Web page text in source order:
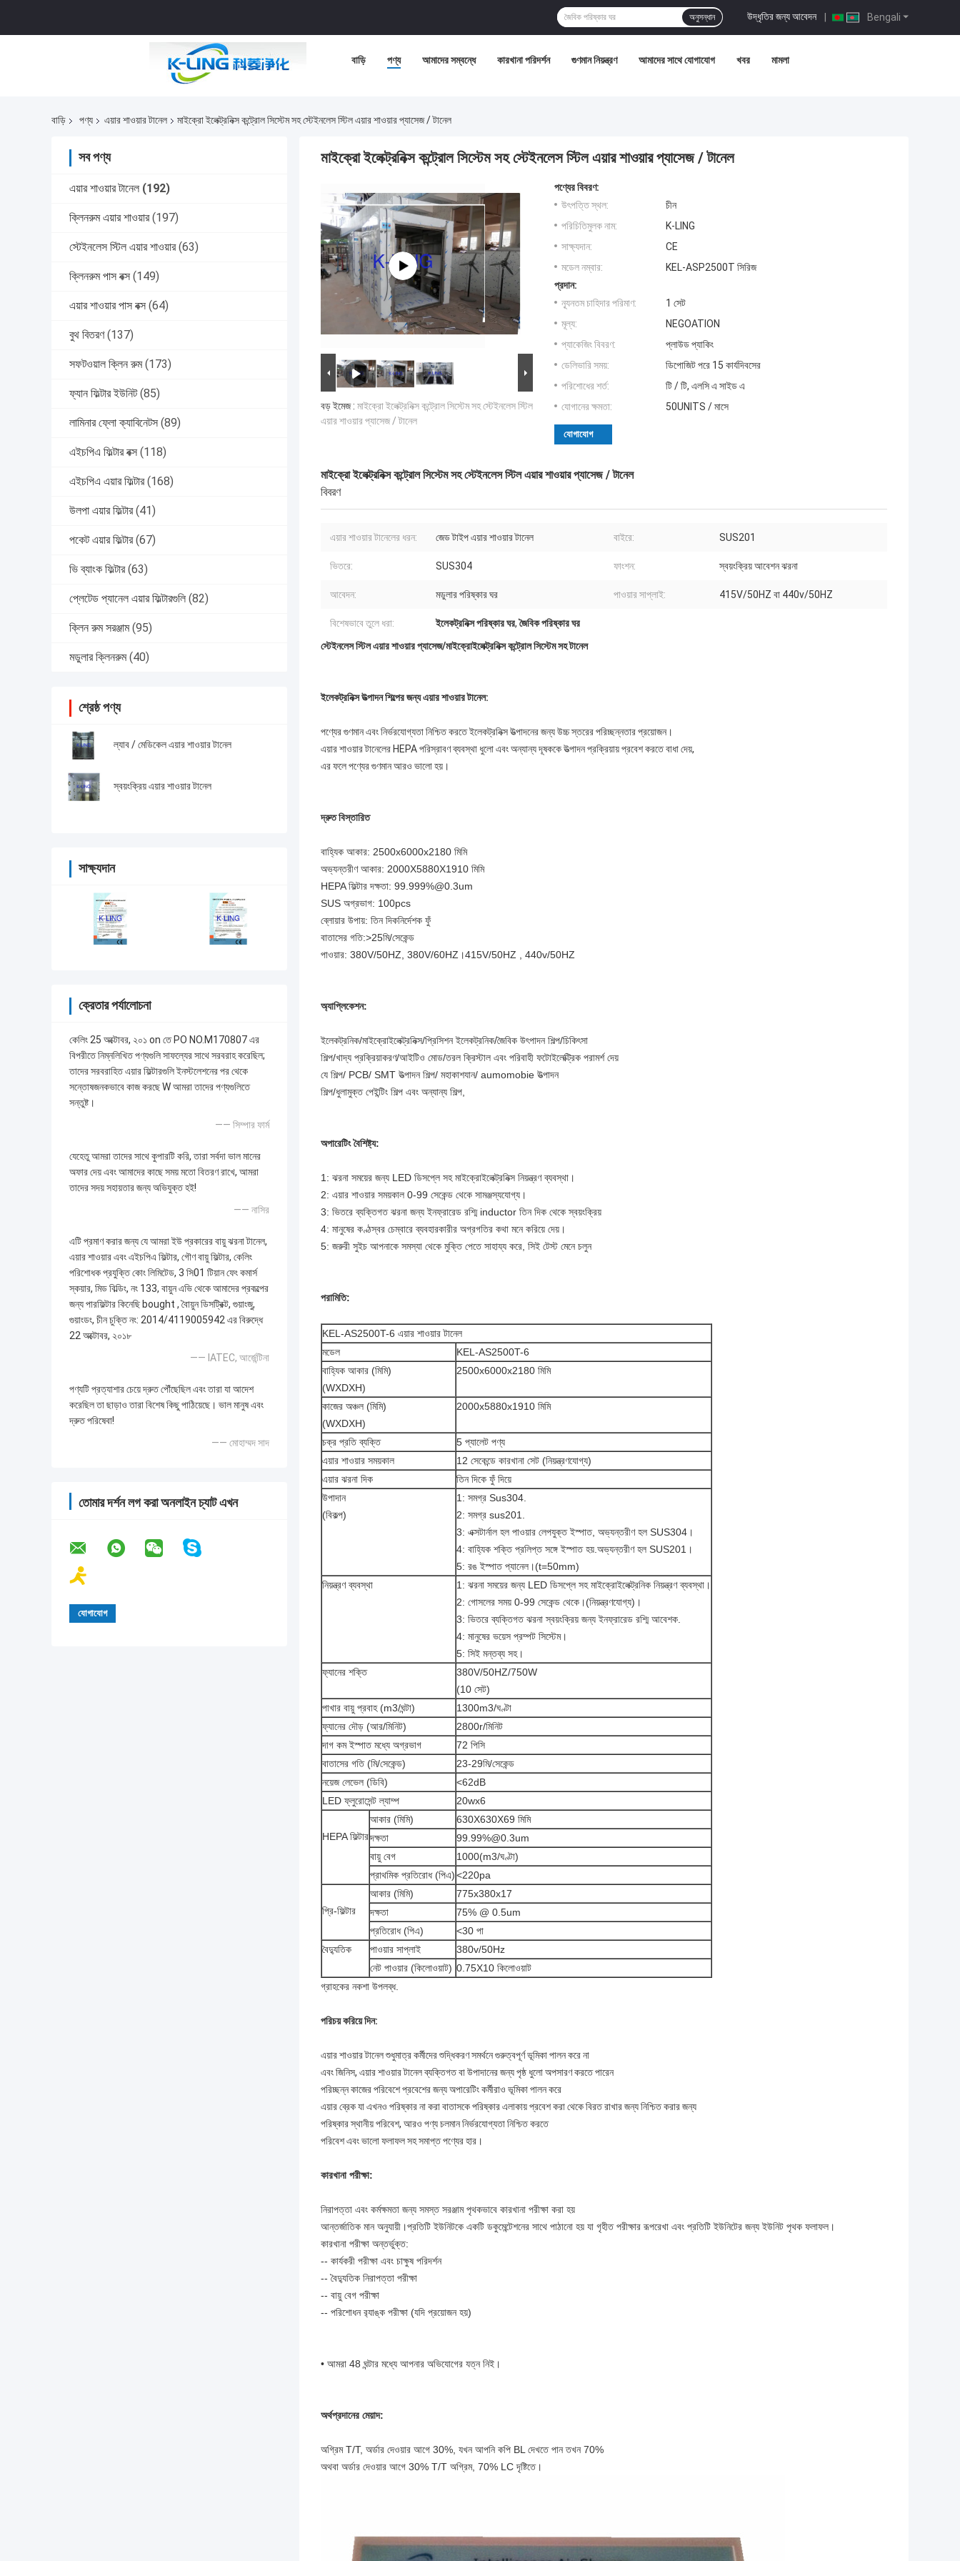
Bengali
উদ্ধৃতির জন্য আবেদন |
অনুসন্ধান
বাড়ি পণ্য আমাদের সম্বন্ধে কারখানা পরিদর্শন গুণমান নিয়ন্ত্রণ আমাদের সাথে যোগাযোগ খবর মামলা
বাড়ি পণ্য এয়ার শাওয়ার টানেল মাইক্রো ইলেক্ট্রনিক্স কন্ট্রোল সিস্টেম সহ স্টেইনলেস স্টিল এয়ার শাওয়ার প্যাসেজ / টানেল
সব পণ্য
এয়ার শাওয়ার টানেল (192)
ক্লিনরুম এয়ার শাওয়ার (197)
স্টেইনলেস স্টিল এয়ার শাওয়ার (63)
ক্লিনরুম পাস বক্স (149)
এয়ার শাওয়ার পাস বক্স (64)
বুথ বিতরণ (137)
সফটওয়াল ক্লিন রুম (173)
ফ্যান ফিল্টার ইউনিট (85)
লামিনার ফ্লো ক্যাবিনেটস (89)
এইচপিএ ফিল্টার বক্স (118)
এইচপিএ এয়ার ফিল্টার (168)
উলপা এয়ার ফিল্টার (41)
পকেট এয়ার ফিল্টার (67)
ভি ব্যাংক ফিল্টার (63)
প্লেটেড প্যানেল এয়ার ফিল্টারগুলি (82)
ক্লিন রুম সরঞ্জাম (95)
মডুলার ক্লিনরুম (40)
শ্রেষ্ঠ পণ্য
ল্যাব / মেডিকেল এয়ার শাওয়ার টানেল
স্বয়ংক্রিয় এয়ার শাওয়ার টানেল
সাক্ষ্যদান
ক্রেতার পর্যালোচনা
কেলিং 25 অক্টোবর, ২০১ on তে PO NO.M170807 এর
বিপরীতে নিম্নলিখিত পণ্যগুলি সাফল্যের সাথে সরবরাহ করেছিল;
তাদের সরবরাহিত এয়ার ফিল্টারগুলি ইনস্টলেশনের পর থেকে
সন্তোষজনকভাবে কাজ করছে W আমরা তাদের পণ্যগুলিতে
সন্তুষ্ট।
—— সিম্পার ফার্ম
যেহেতু আমরা তাদের সাথে কুপারটি করি, তারা সর্বদা ভাল মানের
অফার দেয় এবং আমাদের কাছে সময় মতো বিতরণ রাখে, আমরা
তাদের সদয় সহায়তার জন্য অভিযুক্ত হই!
—— নাসির
এটি প্রমাণ করার জন্য যে আমরা ইউ প্রকারের বায়ু ঝরনা টানেল,
এয়ার শাওয়ার এবং এইচপিএ ফিল্টার, গৌণ বায়ু ফিল্টার, কেলিং
পরিশোধক প্রযুক্তি কোং লিমিটেড, 3 সি01 টিয়ান ফেং কমার্স
স্কয়ার, মিড বিল্ডিং, নং 133, বায়ুন এভি থেকে আমাদের প্রকল্পের
জন্য পারফিল্টার কিনেছি bought , বৈায়ুন ডিসট্রিক্ট, গুয়াংজু,
গুয়াংডং, চীন চুক্তি নং: 2014/4119005942 এর বিরুদ্ধে
22 অক্টোবর, ২০১৮
—— IATEC, আর্জেন্টিনা
পণ্যটি প্রত্যাশার চেয়ে দ্রুত পৌঁছেছিল এবং তারা যা আদেশ
করেছিল তা ছাড়াও তারা বিশেষ কিছু পাঠিয়েছে। ভাল মানুষ এবং
দ্রুত পরিষেবা!
—— মোহাম্মদ সাদ
তোমার দর্শন লগ করা অনলাইন চ্যাট এখন
মাইক্রো ইলেক্ট্রনিক্স কন্ট্রোল সিস্টেম সহ স্টেইনলেস স্টিল এয়ার শাওয়ার প্যাসেজ / টানেল
বড় ইমেজ : মাইক্রো ইলেক্ট্রনিক্স কন্ট্রোল সিস্টেম সহ স্টেইনলেস স্টিল
এয়ার শাওয়ার প্যাসেজ / টানেল
পণ্যের বিবরণ:
উৎপত্তি স্থল:
চীন
পরিচিতিমুলক নাম:
K-LING
সাক্ষ্যদান:
CE
মডেল নম্বার:
KEL-ASP2500T সিরিজ
প্রদান:
ন্যূনতম চাহিদার পরিমাণ:
1 সেট
মূল্য:
NEGOATION
প্যাকেজিং বিবরণ:
প্লাউড প্যাকিং
ডেলিভারি সময়:
ডিপোজিট পরে 15 কার্যদিবসের
পরিশোধের শর্ত:
টি / টি, এলসি এ সাইড এ
যোগানের ক্ষমতা:
50UNITS / মাসে
যোগাযোগ
মাইক্রো ইলেক্ট্রনিক্স কন্ট্রোল সিস্টেম সহ স্টেইনলেস স্টিল এয়ার শাওয়ার প্যাসেজ / টানেল
বিবরণ
এয়ার শাওয়ার টানেলের ধরন: জেড টাইপ এয়ার শাওয়ার টানেল বাইরে: SUS201
ভিতরে: SUS304 ফাংশন: স্বয়ংক্রিয় আবেশন ঝরনা
আবেদন: মডুলার পরিষ্কার ঘর পাওয়ার সাপ্লাই: 415V/50HZ বা 440v/50HZ
বিশেষভাবে তুলে ধরা: ইলেকট্রনিক্স পরিষ্কার ঘর,জৈবিক পরিষ্কার ঘর
স্টেইনলেস স্টিল এয়ার শাওয়ার প্যাসেজ/মাইক্রোইলেক্ট্রনিক্স কন্ট্রোল সিস্টেম সহ টানেল
ইলেকট্রনিক্স উত্পাদন শিল্পের জন্য এয়ার শাওয়ার টানেল:
পণ্যের গুণমান এবং নির্ভরযোগ্যতা নিশ্চিত করতে ইলেকট্রনিক্স উত্পাদনের জন্য উচ্চ স্তরের পরিচ্ছন্নতার প্রয়োজন।
এয়ার শাওয়ার টানেলের HEPA পরিস্রাবণ ব্যবস্থা ধুলো এবং অন্যান্য দূষককে উত্পাদন প্রক্রিয়ায় প্রবেশ করতে বাধা দেয়,
এর ফলে পণ্যের গুণমান আরও ভালো হয়।
দ্রুত বিস্তারিত
বাহ্যিক আকার: 2500x6000x2180 মিমি
অভ্যন্তরীণ আকার: 2000X5880X1910 মিমি
HEPA ফিল্টার দক্ষতা: 99.999%@0.3um
SUS অগ্রভাগ: 100pcs
ব্লোয়ার উপায়: তিন দিকনির্দেশক ফুঁ
বাতাসের গতি:>25মি/সেকেন্ড
পাওয়ার: 380V/50HZ, 380V/60HZ।415V/50HZ , 440v/50HZ
অ্যাপ্লিকেশন:
ইলেকট্রনিক/মাইক্রোইলেক্ট্রনিক্স/প্রিসিশন ইলেকট্রনিক/জৈবিক উৎপাদন শিল্প/চিকিৎসা
শিল্প/খাদ্য প্রক্রিয়াকরণ/আইটিও মোড/তরল ক্রিস্টাল এবং পরিবাহী ফটোইলেক্ট্রিক পরামর্শ দেয়
যে শিল্প/ PCB/ SMT উত্পাদন শিল্প/ মহাকাশযান/ aumomobie উত্পাদন
শিল্প/ধুলামুক্ত পেইন্টিং শিল্প এবং অন্যান্য শিল্প,
অপারেটিং বৈশিষ্ট্য:
1: ঝরনা সময়ের জন্য LED ডিসপ্লে সহ মাইক্রোইলেক্ট্রনিক্স নিয়ন্ত্রণ ব্যবস্থা।
2: এয়ার শাওয়ার সময়কাল 0-99 সেকেন্ড থেকে সামঞ্জস্যযোগ্য।
3: ভিতরে ব্যক্তিগত ঝরনা জন্য ইনফ্রারেড রশ্মি inductor তিন দিক থেকে স্বয়ংক্রিয়
4: মানুষের কণ্ঠস্বর চেম্বারে ব্যবহারকারীর অগ্রগতির কথা মনে করিয়ে দেয়।
5: জরুরী সুইচ আপনাকে সমস্যা থেকে মুক্তি পেতে সাহায্য করে, সিই টেস্ট মেনে চলুন
পরামিতি:
KEL-AS2500T-6 এয়ার শাওয়ার টানেল
মডেল
KEL-AS2500T-6
বাহ্যিক আকার (মিমি)
(WXDXH)
2500x6000x2180 মিমি
কাজের অঞ্চল (মিমি)
(WXDXH)
2000x5880x1910 মিমি
চক্র প্রতি ব্যক্তি
5 প্যালেট পণ্য
এয়ার শাওয়ার সময়কাল
12 সেকেন্ডে কারখানা সেট (নিয়ন্ত্রণযোগ্য)
এয়ার ঝরনা দিক
তিন দিকে ফুঁ দিয়ে
উপাদান
(বিকল্প)
1: সমগ্র Sus304.
2: সমগ্র sus201.
3: এক্সটার্নাল হল পাওয়ার লেপযুক্ত ইস্পাত, অভ্যন্তরীণ হল SUS304।
4: বাহ্যিক শক্তি প্রলিপ্ত সঙ্গে ইস্পাত হয়.অভ্যন্তরীণ হল SUS201।
5: রঙ ইস্পাত প্যানেল।(t=50mm)
নিয়ন্ত্রণ ব্যবস্থা
1: ঝরনা সময়ের জন্য LED ডিসপ্লে সহ মাইক্রোইলেক্ট্রনিক নিয়ন্ত্রণ ব্যবস্থা।
2: গোসলের সময় 0-99 সেকেন্ড থেকে।(নিয়ন্ত্রণযোগ্য)।
3: ভিতরে ব্যক্তিগত ঝরনা স্বয়ংক্রিয় জন্য ইনফ্রারেড রশ্মি আবেশক.
4: মানুষের ভয়েস প্রম্পট সিস্টেম।
5: সিই মন্তব্য সহ।
ফ্যানের শক্তি
380V/50HZ/750W
(10 সেট)
পাখার বায়ু প্রবাহ (m3/ঘন্টা)
1300m3/ঘণ্টা
ফ্যানের দৌড় (আর/মিনিট)
2800r/মিনিট
দাগ কম ইস্পাত মধ্যে অগ্রভাগ
72 পিসি
বাতাসের গতি (মি/সেকেন্ড)
23-29মি/সেকেন্ড
নয়েজ লেভেল (ডিবি)
<62dB
LED ফ্লুরোসেন্ট ল্যাম্প
20wx6
HEPA ফিল্টার
আকার (মিমি)
630X630X69 মিমি
দক্ষতা
99.99%@0.3um
বায়ু বেগ
1000(m3/ঘণ্টা)
প্রাথমিক প্রতিরোধ (পিএ)<220pa
প্রি-ফিল্টার
আকার (মিমি)
775x380x17
দক্ষতা
75% @ 0.5um
প্রতিরোধ (পিএ)
<30 পা
বৈদ্যুতিক
পাওয়ার সাপ্লাই
380v/50Hz
নেট পাওয়ার (কিলোওয়াট) 0.75X10 কিলোওয়াট
গ্রাহকের নকশা উপলব্ধ.
পরিচয় করিয়ে দিন:
এয়ার শাওয়ার টানেল শুধুমাত্র কর্মীদের শুদ্ধিকরণ সমর্থনে গুরুত্বপূর্ণ ভূমিকা পালন করে না
এবং জিনিস, এয়ার শাওয়ার টানেল ব্যক্তিগত বা উপাদানের জন্য পৃষ্ঠ ধুলো অপসারণ করতে পারেন
পরিচ্ছন্ন কাজের পরিবেশে প্রবেশের জন্য অপারেটিং কর্মীরাও ভূমিকা পালন করে
এয়ার ব্রেক যা এখনও পরিষ্কার না করা বাতাসকে পরিষ্কার এলাকায় প্রবেশ করা থেকে বিরত রাখার জন্য নিশ্চিত করার জন্য
পরিষ্কার স্থানীয় পরিবেশ, আরও পণ্য চলমান নির্ভরযোগ্যতা নিশ্চিত করতে
পরিবেশ এবং ভালো ফলাফল সহ সমাপ্ত পণ্যের হার।
কারখানা পরীক্ষা:
নিরাপত্তা এবং কর্মক্ষমতা জন্য সমস্ত সরঞ্জাম পৃথকভাবে কারখানা পরীক্ষা করা হয়
আন্তর্জাতিক মান অনুযায়ী।প্রতিটি ইউনিটকে একটি ডকুমেন্টেশনের সাথে পাঠানো হয় যা গৃহীত পরীক্ষার রূপরেখা এবং প্রতিটি ইউনিটের জন্য ইউনিট পৃথক ফলাফল।
কারখানা পরীক্ষা অন্তর্ভুক্ত:
-- কার্যকরী পরীক্ষা এবং চাক্ষুষ পরিদর্শন
-- বৈদ্যুতিক নিরাপত্তা পরীক্ষা
-- বায়ু বেগ পরীক্ষা
-- পরিশোধন র‌্যাঙ্ক পরীক্ষা (যদি প্রয়োজন হয়)
• আমরা 48 ঘন্টার মধ্যে আপনার অভিযোগের যত্ন নিই।
অর্থপ্রদানের মেয়াদ:
অগ্রিম T/T, অর্ডার দেওয়ার আগে 30%, যখন আপনি কপি BL দেখতে পান তখন 70%
অথবা অর্ডার দেওয়ার আগে 30% T/T অগ্রিম, 70% LC দৃষ্টিতে।